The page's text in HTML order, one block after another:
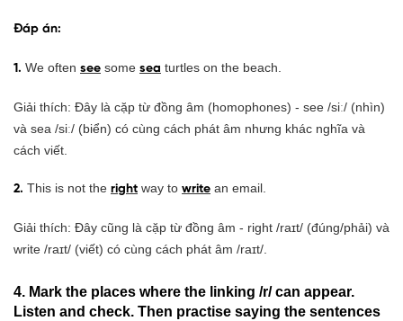
Đáp án:
1. We often see some sea turtles on the beach.
Giải thích: Đây là cặp từ đồng âm (homophones) - see /siː/ (nhìn)
và sea /siː/ (biển) có cùng cách phát âm nhưng khác nghĩa và
cách viết.
2. This is not the right way to write an email.
Giải thích: Đây cũng là cặp từ đồng âm - right /raɪt/ (đúng/phải) và
write /raɪt/ (viết) có cùng cách phát âm /raɪt/.
4. Mark the places where the linking /r/ can appear.
Listen and check. Then practise saying the sentences